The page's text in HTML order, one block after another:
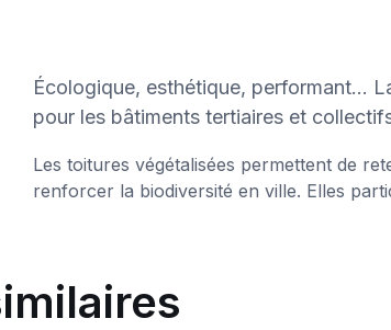
Écologique, esthétique, performant…
pour les bâtiments tertiaires et
Les toitures végétalisées permettent de
renforcer la biodiversité en ville. Elles